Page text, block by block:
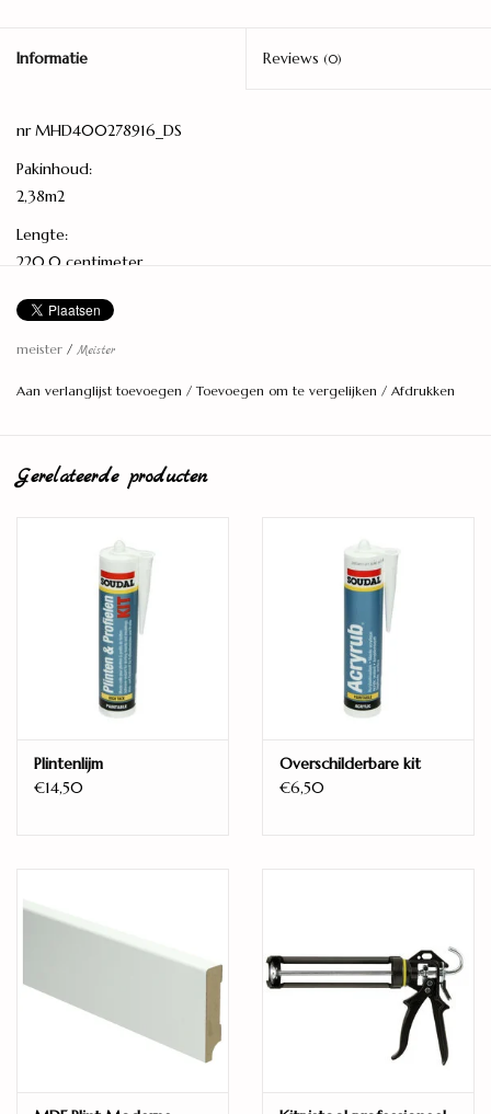
Informatie Reviews (0)
nr MHD400278916_DS
Pakinhoud:
2,38m2
Lengte:
220,0 centimeter
Breedte:
27,0 centimeter
11 millimeter
Eigenschappen: ultramat gelakt
Randafwerking:
V4 - groef aan alle zijden
24 uur Waterbestendig
schikt voor:
HD400 Lindura houten vloeren 27 cm.
Door de innovatieve ultramatte lak (Duratec Nature), die tot
diep in de individuele poriën wordt aangebracht, ontstaat een
sterk verbeterde vlekbestendigheid met antivingerafdrukeffect
en een hoge bestendigheid tegen microkrassen en slijtage.
meister / Meister
Aan verlanglijst toevoegen /Toevoegen om te vergelijken / Afdrukken
Gerelateerde producten
Plintenlijm
€14,50
Overschilderbare kit
€6,50